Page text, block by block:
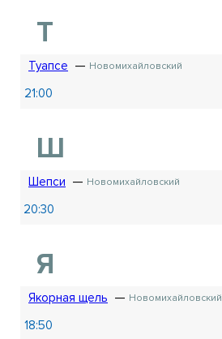
Т
Новомихайловский
Туапсе
21:00
Ш
Новомихайловский
Шепси
20:30
Я
Новомихайловский
Якорная щель
18:50